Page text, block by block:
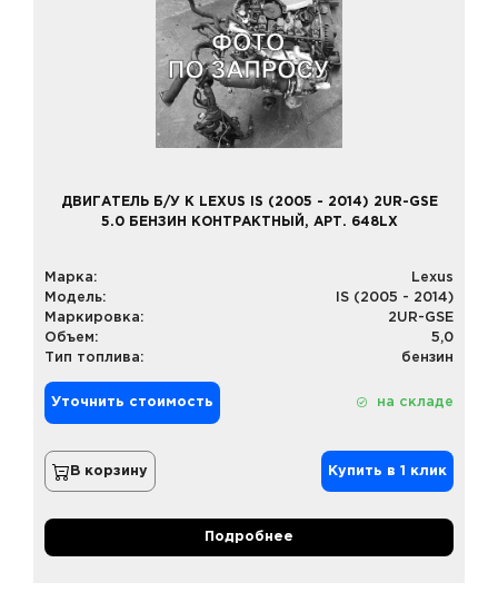
ДВИГАТЕЛЬ Б/У К LEXUS IS (2005 - 2014) 2UR-GSE
5.0 БЕНЗИН КОНТРАКТНЫЙ, АРТ. 648LX
Марка:
Lexus
Модель:
IS (2005 - 2014)
Маркировка:
2UR-GSE
Объем:
5,0
Тип топлива:
бензин
Уточнить стоимость на складе
В корзину Купить в 1 клик
Подробнее